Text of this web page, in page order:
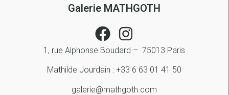
Galerie MATHGOTH
1, rue Alphonse Boudard – 75013 Paris
Mathilde Jourdain : +33 6 63 01 41 50
galerie@mathgoth.com